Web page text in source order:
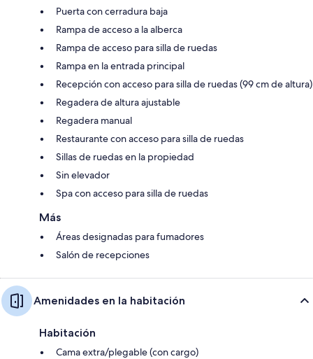
Puerta con cerradura baja
Rampa de acceso a la alberca
Rampa de acceso para silla de ruedas
Rampa en la entrada principal
Recepción con acceso para silla de ruedas (99 cm de altura)
Regadera de altura ajustable
Regadera manual
Restaurante con acceso para silla de ruedas
Sillas de ruedas en la propiedad
Sin elevador
Spa con acceso para silla de ruedas
Más
Áreas designadas para fumadores
Salón de recepciones
Amenidades en la habitación
Habitación
Cama extra/plegable (con cargo)